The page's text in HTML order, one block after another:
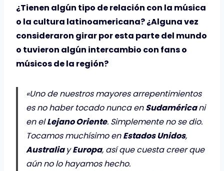
¿Tienen algún tipo de relación con la música
o la cultura latinoamericana? ¿Alguna vez
consideraron girar por esta parte del mundo
o tuvieron algún intercambio con fans o
músicos de la región?
«Uno de nuestros mayores arrepentimientos
es no haber tocado nunca enSudaméricani
en elLejano Oriente. Simplemente no se dio.
Tocamos muchísimo enEstados Unidos,
AustraliayEuropa, así que cuesta creer que
aún no lo hayamos hecho.